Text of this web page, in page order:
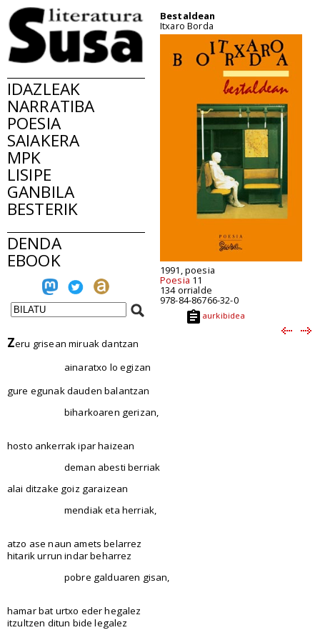
IDAZLEAK
NARRATIBA
POESIA
SAIAKERA
MPK
LISIPE
GANBILA
BESTERIK
DENDA
EBOOK
Bestaldean
Itxaro Borda
1991, poesia
Poesia 11
134 orrialde
978-84-86766-32-0
aurkibidea
Zeru grisean miruak dantzan
ainaratxo lo egizan
gure egunak dauden balantzan
biharkoaren gerizan,
hosto ankerrak ipar haizean
deman abesti berriak
alai ditzake goiz garaizean
mendiak eta herriak,
atzo ase naun amets belarrez
hitarik urrun indar beharrez
pobre galduaren gisan,
hamar bat urtxo eder hegalez
itzultzen ditun bide legalez